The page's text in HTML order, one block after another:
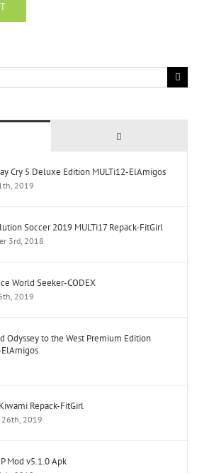
Comments
Cry 5 Deluxe Edition MULTi12-ElAmigos
2019
Soccer 2019 MULTi17 Repack-FitGirl
3rd, 2018
World Seeker-CODEX
2019
Odyssey to the West Premium Edition
ElAmigos
Repack-FitGirl
26th, 2019
Mod v5.1.0 Apk